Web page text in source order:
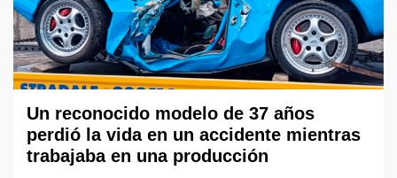
Un reconocido modelo de 37 años
perdió la vida en un accidente mientras
trabajaba en una producción